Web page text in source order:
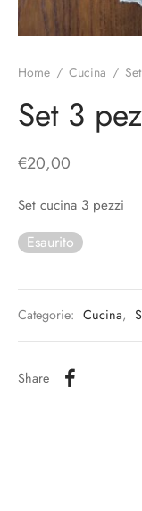
Home / Cucina / Set
Set 3
€20,00
Set cucina 3 pezzi
Esaurito
Categorie: Cucina,
Share
Speciali
Copricandela
Bimbe